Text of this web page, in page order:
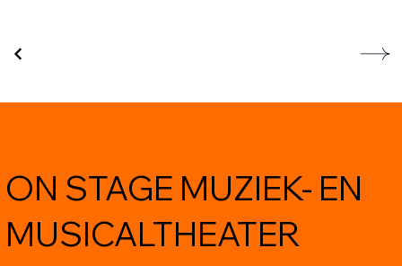
ON STAGE MUZIEK- EN
MUSICALTHEATER